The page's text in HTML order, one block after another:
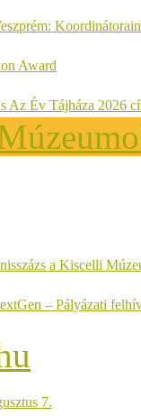
Award
Az Év Tájháza 2026
a Kiscelli
– Pályázati
7.